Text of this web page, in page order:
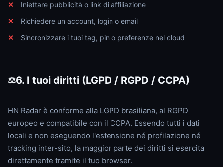
Iniettare pubblicità o link di affiliazione
Richiedere un account, login o email
Sincronizzare i tuoi tag, pin o preferenze nel cloud
⚖️6. I tuoi diritti (LGPD / RGPD / CCPA)
HN Radar è conforme alla LGPD brasiliana, al RGPD
europeo e compatibile con il CCPA. Essendo tutti i dati
locali e non eseguendo l'estensione né profilazione né
tracking inter-sito, la maggior parte dei diritti si esercita
direttamente tramite il tuo browser.